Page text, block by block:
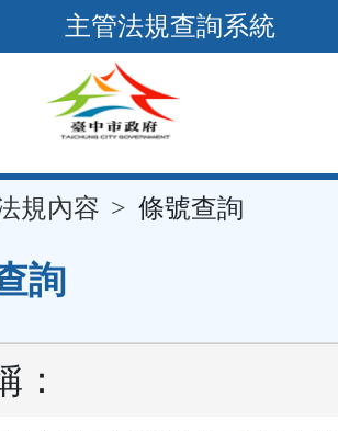
主管法規查詢系統
規內容 條號查詢
詢
：